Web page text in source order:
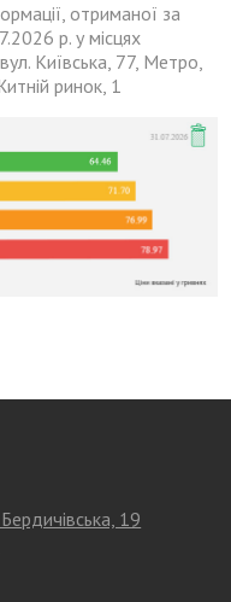
отриманої за
р. у місцях
Київська, 77, Метро,
ринок, 1
19